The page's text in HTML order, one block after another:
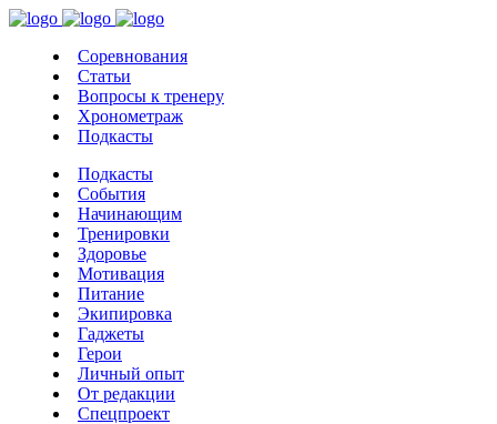
Соревнования
Статьи
Вопросы к тренеру
Хронометраж
Подкасты
Подкасты
События
Начинающим
Тренировки
Здоровье
Мотивация
Питание
Экипировка
Гаджеты
Герои
Личный опыт
От редакции
Спецпроект